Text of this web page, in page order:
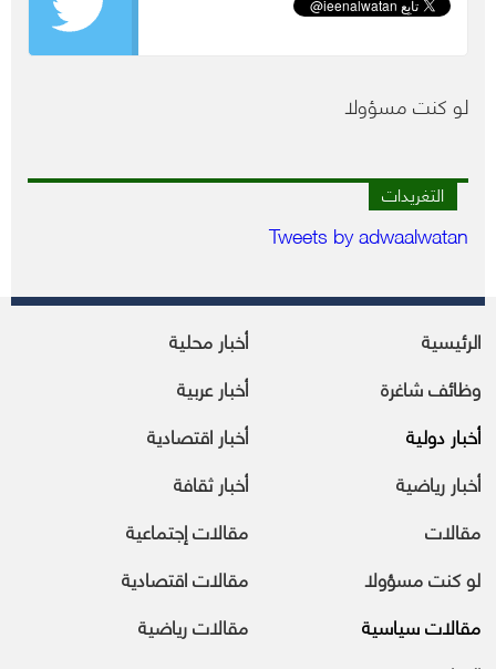
لو كنت مسؤولا
التغريدات
Tweets by adwaalwatan
الرئيسية
أخبار محلية
وظائف شاغرة
أخبار عربية
أخبار دولية
أخبار اقتصادية
أخبار رياضية
أخبار ثقافة
مقالات
مقالات إجتماعية
لو كنت مسؤولا
مقالات اقتصادية
مقالات سياسية
مقالات رياضية